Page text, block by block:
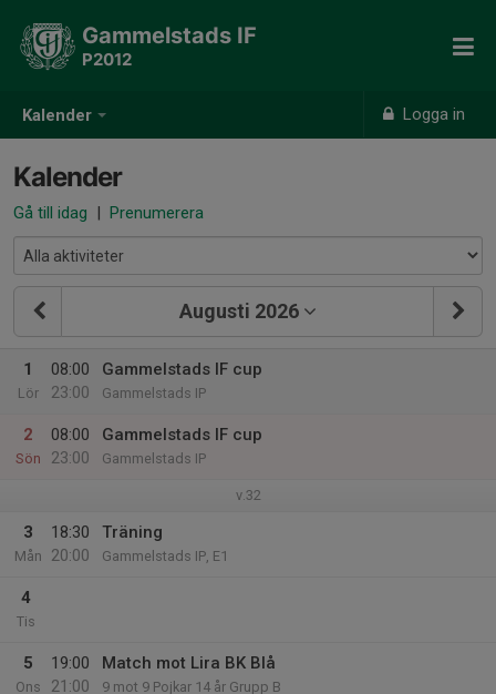
Kalender Logga in
Gammelstads IF
P2012
Kalender
Gå till idag | Prenumerera
Augusti 2026
1
Lör
08:00
23:00
Gammelstads IF cup
Gammelstads IP
2
Sön
08:00
23:00
Gammelstads IF cup
Gammelstads IP
v.32
3
Mån
18:30
20:00
Träning
Gammelstads IP, E1
4
Tis
5
Ons
19:00
21:00
Match mot Lira BK Blå
9 mot 9 Pojkar 14 år Grupp B